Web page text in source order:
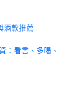
酒款推薦
：看書、多喝、